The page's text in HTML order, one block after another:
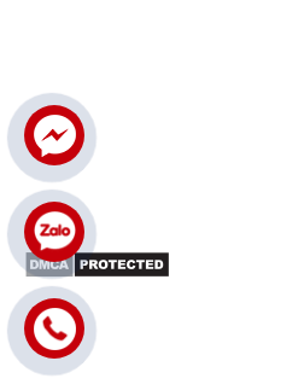
Dịch vụ cắt cây
Dịch vụ cắt tỉa cây xanh
Đốn hạ cây xanh
Tin tức
LIÊN KẾT FANPAGE